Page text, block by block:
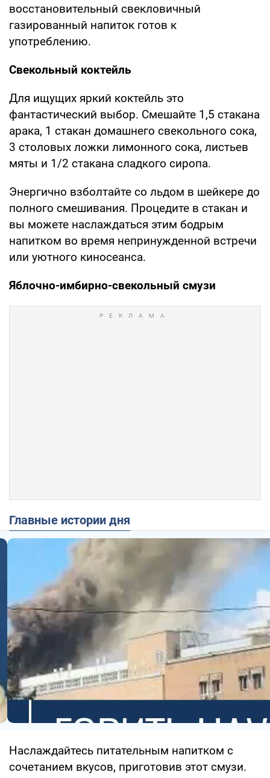
восстановительный свекловичный
газированный напиток готов к
употреблению.
Свекольный коктейль
Для ищущих яркий коктейль это
фантастический выбор. Смешайте 1,5 стакана
арака, 1 стакан домашнего свекольного сока,
3 столовых ложки лимонного сока, листьев
мяты и 1/2 стакана сладкого сиропа.
Энергично взболтайте со льдом в шейкере до
полного смешивания. Процедите в стакан и
вы можете наслаждаться этим бодрым
напитком во время непринужденной встречи
или уютного киносеанса.
Яблочно-имбирно-свекольный смузи
Главные истории дня
Наслаждайтесь питательным напитком с
сочетанием вкусов, приготовив этот смузи.